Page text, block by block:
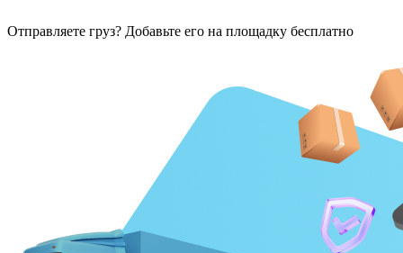
Отправляете груз? Добавьте его на площадку бесплатно